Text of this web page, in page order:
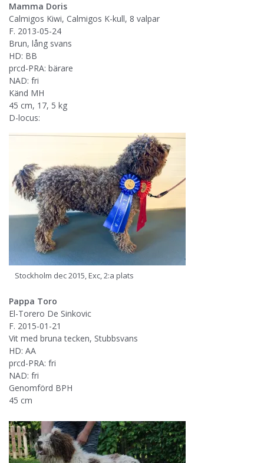
Mamma Doris
Calmigos Kiwi, Calmigos K-kull, 8 valpar
F. 2013-05-24
Brun, lång svans
HD: BB
prcd-PRA: bärare
NAD: fri
Känd MH
45 cm, 17, 5 kg
D-locus:
Stockholm dec 2015, Exc, 2:a plats
Pappa Toro
El-Torero De Sinkovic
F. 2015-01-21
Vit med bruna tecken, Stubbsvans
HD: AA
prcd-PRA: fri
NAD: fri
Genomförd BPH
45 cm